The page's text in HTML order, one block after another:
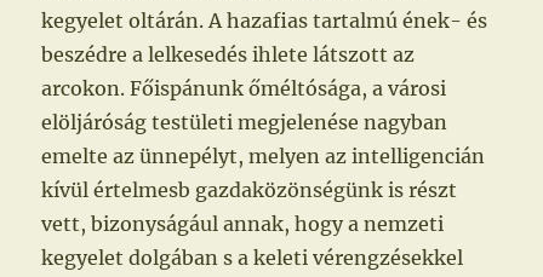
kegyelet oltárán. A hazafias tartalmú ének- és
beszédre a lelkesedés ihlete látszott az
arcokon. Főispánunk őméltósága, a városi
elöljáróság testületi megjelenése nagyban
emelte az ünnepélyt, melyen az intelligencián
kívül értelmesb gazdaközönségünk is részt
vett, bizonyságául annak, hogy a nemzeti
kegyelet dolgában s a keleti vérengzésekkel